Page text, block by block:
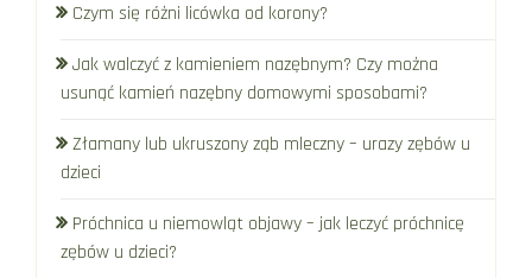
Czym się różni licówka od korony?
Jak walczyć z kamieniem nazębnym? Czy można
usunąć kamień nazębny domowymi sposobami?
Złamany lub ukruszony ząb mleczny – urazy zębów u
dzieci
Próchnica u niemowląt objawy – jak leczyć próchnicę
zębów u dzieci?